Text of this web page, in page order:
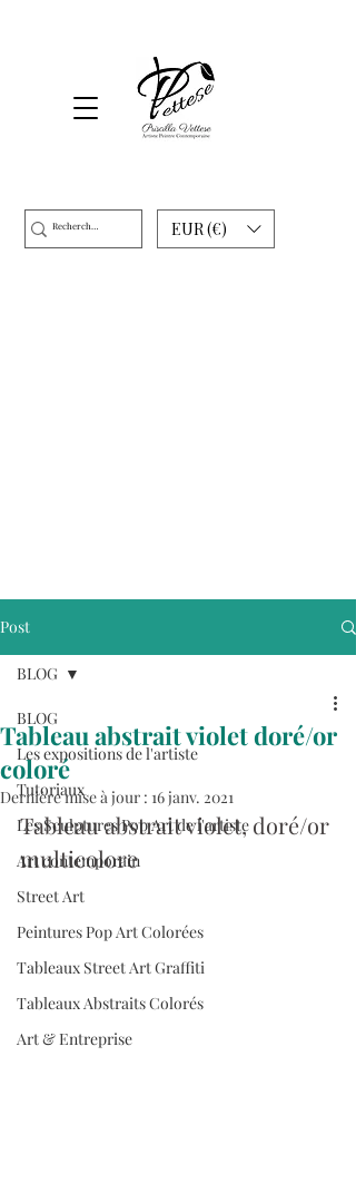
EUR (€)
Post
BLOG
Les expositions de l'artiste
Tutoriaux
Les Sculptures Pop Art de l'artiste
Art contemporain
Street Art
Peintures Pop Art Colorées
Tableaux Street Art Graffiti
Tableaux Abstraits Colorés
Art & Entreprise
BLOG
Tableau abstrait violet doré/or
coloré
Dernière mise à jour : 16 janv. 2021
Tableau abstrait violet, doré/or
multicolore